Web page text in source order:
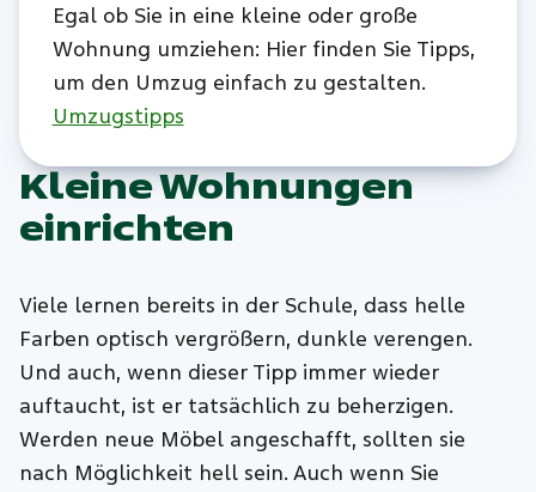
Egal ob Sie in eine kleine oder große
Wohnung umziehen: Hier finden Sie Tipps,
um den Umzug einfach zu gestalten.
Umzugstipps
Kleine Wohnungen
einrichten
Viele lernen bereits in der Schule, dass helle
Farben optisch vergrößern, dunkle verengen.
Und auch, wenn dieser Tipp immer wieder
auftaucht, ist er tatsächlich zu beherzigen.
Werden neue Möbel angeschafft, sollten sie
nach Möglichkeit hell sein. Auch wenn Sie